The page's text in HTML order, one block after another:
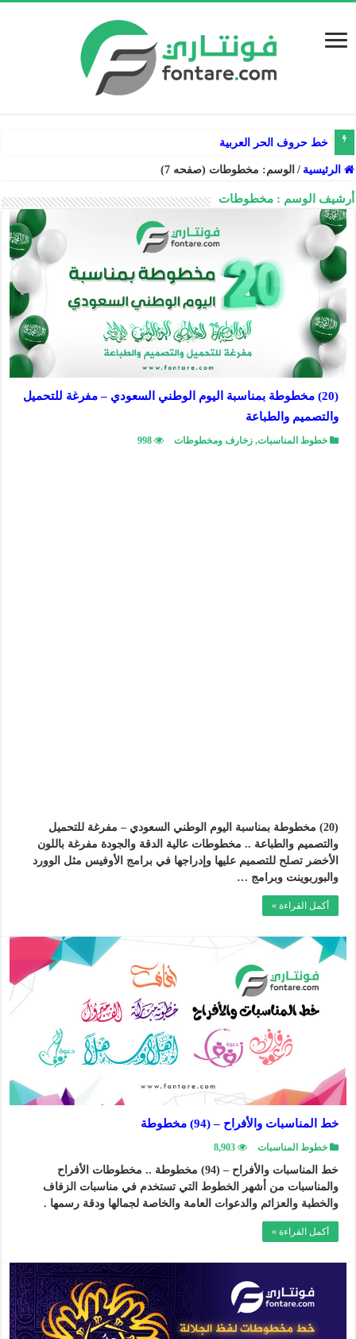
خط حروف الحر العربية
الرئيسية / الوسم: مخطوطات (صفحه 7)
أرشيف الوسم :مخطوطات
(20) مخطوطة بمناسبة اليوم الوطني السعودي – مفرغة للتحميل
والتصميم والطباعة
خطوط المناسبات,زخارف ومخطوطات 998
(20) مخطوطة بمناسبة اليوم الوطني السعودي – مفرغة للتحميل
والتصميم والطباعة .. مخطوطات عالية الدقة والجودة مفرغة باللون
الأخضر تصلح للتصميم عليها وإدراجها في برامج الأوفيس مثل الوورد
والبوربوينت وبرامج …
أكمل القراءة »
خط المناسبات والأفراح – (94) مخطوطة
خطوط المناسبات 8,903
خط المناسبات والأفراح – (94) مخطوطة .. مخطوطات الأفراح
والمناسبات من أشهر الخطوط التي تستخدم في مناسبات الزفاف
والخطبة والعزائم والدعوات العامة والخاصة لجمالها ودقة رسمها .
أكمل القراءة »